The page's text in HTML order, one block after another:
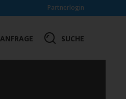
Partnerlogin
SUCHE
ANFRAGE